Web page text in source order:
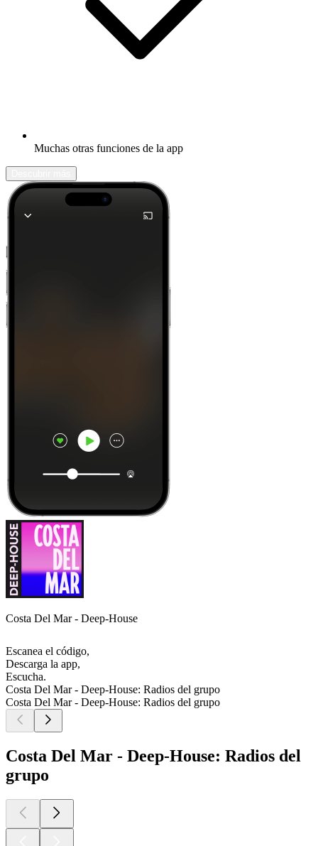
Muchas otras funciones de la app
Costa Del Mar - Deep-House
Escanea el código,
Descarga la app,
Escucha.
Costa Del Mar - Deep-House: Radios del grupo
Costa Del Mar - Deep-House: Radios del grupo
Costa Del Mar - Deep-House: Radios del
grupo